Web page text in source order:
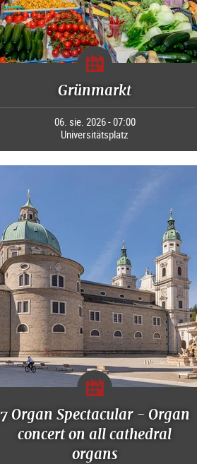
Grünmarkt
06. sie. 2026 - 07:00
Universitätsplatz
7 Organ Spectacular - Organ
concert on all cathedral
organs